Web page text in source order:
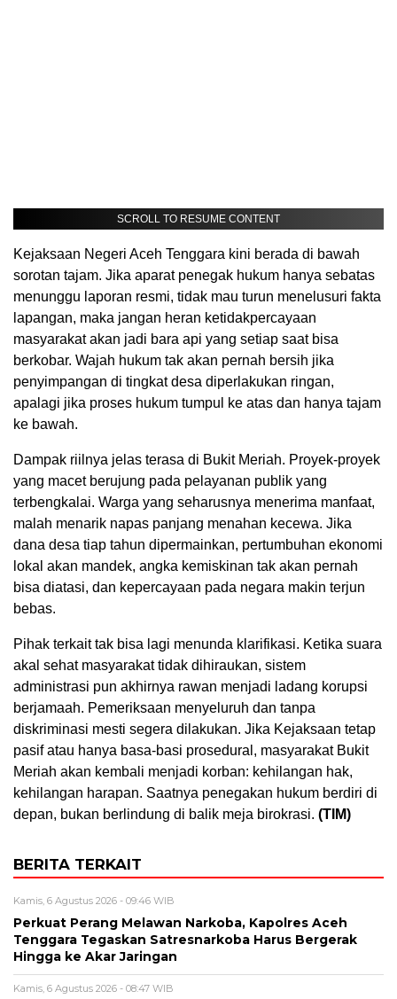
SCROLL TO RESUME CONTENT
Kejaksaan Negeri Aceh Tenggara kini berada di bawah
sorotan tajam. Jika aparat penegak hukum hanya sebatas
menunggu laporan resmi, tidak mau turun menelusuri fakta
lapangan, maka jangan heran ketidakpercayaan
masyarakat akan jadi bara api yang setiap saat bisa
berkobar. Wajah hukum tak akan pernah bersih jika
penyimpangan di tingkat desa diperlakukan ringan,
apalagi jika proses hukum tumpul ke atas dan hanya tajam
ke bawah.
Dampak riilnya jelas terasa di Bukit Meriah. Proyek-proyek
yang macet berujung pada pelayanan publik yang
terbengkalai. Warga yang seharusnya menerima manfaat,
malah menarik napas panjang menahan kecewa. Jika
dana desa tiap tahun dipermainkan, pertumbuhan ekonomi
lokal akan mandek, angka kemiskinan tak akan pernah
bisa diatasi, dan kepercayaan pada negara makin terjun
bebas.
Pihak terkait tak bisa lagi menunda klarifikasi. Ketika suara
akal sehat masyarakat tidak dihiraukan, sistem
administrasi pun akhirnya rawan menjadi ladang korupsi
berjamaah. Pemeriksaan menyeluruh dan tanpa
diskriminasi mesti segera dilakukan. Jika Kejaksaan tetap
pasif atau hanya basa-basi prosedural, masyarakat Bukit
Meriah akan kembali menjadi korban: kehilangan hak,
kehilangan harapan. Saatnya penegakan hukum berdiri di
depan, bukan berlindung di balik meja birokrasi. (TIM)
BERITA TERKAIT
Kamis, 6 Agustus 2026 - 09:46 WIB
Perkuat Perang Melawan Narkoba, Kapolres Aceh
Tenggara Tegaskan Satresnarkoba Harus Bergerak
Hingga ke Akar Jaringan
Kamis, 6 Agustus 2026 - 08:47 WIB